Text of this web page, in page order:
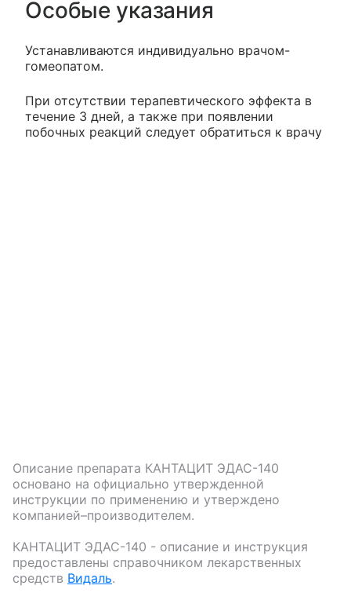
Особые указания
Устанавливаются индивидуально врачом-
гомеопатом.
При отсутствии терапевтического эффекта в
течение 3 дней, а также при появлении
побочных реакций следует обратиться к врачу
Описание препарата КАНТАЦИТ ЭДАС-140
основано на официально утвержденной
инструкции по применению и утверждено
компанией–производителем.
КАНТАЦИТ ЭДАС-140 - описание и инструкция
предоставлены справочником лекарственных
средств Видаль.